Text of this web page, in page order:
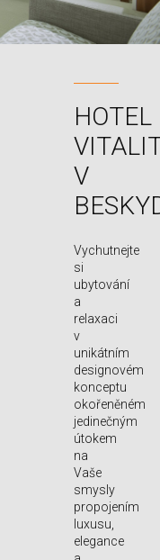
HOTEL
V
Vychutnejte
si
ubytování
a
relaxaci
v
unikátním
designovém
konceptu
okořeněném
jedinečným
útokem
na
Vaše
smysly
propojením
luxusu,
elegance